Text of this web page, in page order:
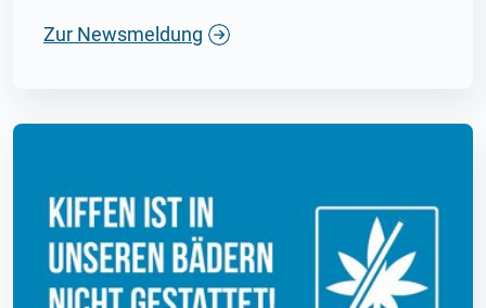
Zur Newsmeldung